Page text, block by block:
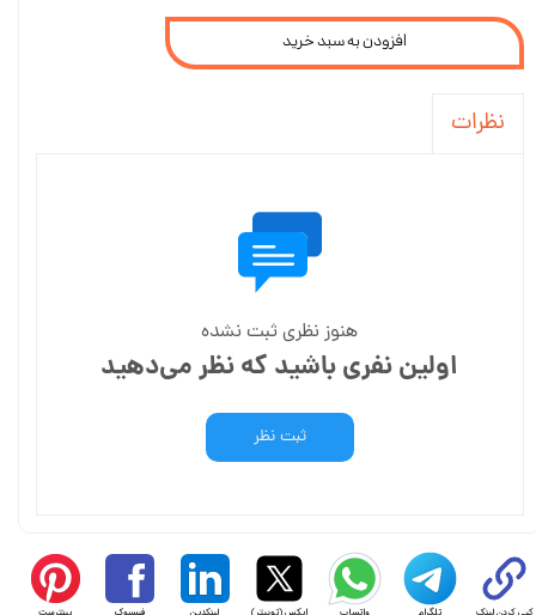
افزودن به سبد خرید
نظرات
هنوز نظری ثبت نشده
اولین نفری باشید که نظر می‌دهید
ثبت نظر